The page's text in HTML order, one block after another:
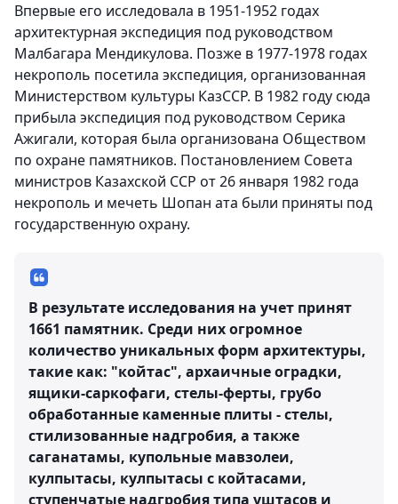
Впервые его исследовала в 1951-1952 годах
архитектурная экспедиция под руководством
Малбагара Мендикулова. Позже в 1977-1978 годах
некрополь посетила экспедиция, организованная
Министерством культуры КазССР. В 1982 году сюда
прибыла экспедиция под руководством Серика
Ажигали, которая была организована Обществом
по охране памятников. Постановлением Совета
министров Казахской ССР от 26 января 1982 года
некрополь и мечеть Шопан ата были приняты под
государственную охрану.
В результате исследования на учет принят
1661 памятник. Среди них огромное
количество уникальных форм архитектуры,
такие как: "койтас", архаичные оградки,
ящики-саркофаги, стелы-ферты, грубо
обработанные каменные плиты - стелы,
стилизованные надгробия, а также
саганатамы, купольные мавзолеи,
кулпытасы, кулпытасы с койтасами,
ступенчатые надгробия типа уштасов и